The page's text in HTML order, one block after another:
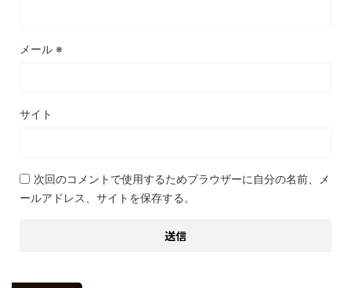
メール ※
サイト
次回のコメントで使用するためブラウザーに自分の名前、メ
ールアドレス、サイトを保存する。